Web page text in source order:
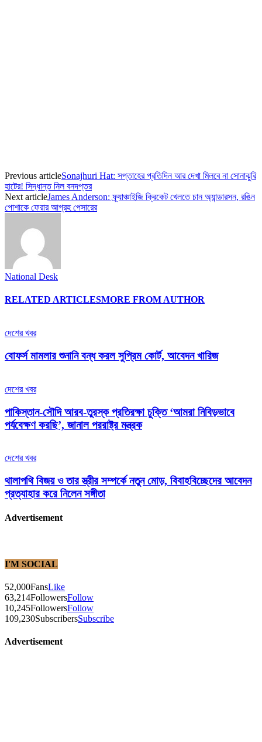
Previous articleSonajhuri Hat: সপ্তাহের প্রতিদিন আর দেখা মিলবে না সোনাঝুরি
হাটের! সিদ্ধান্ত নিল বনদপ্তর
Next articleJames Anderson: ফ্র্যাঞ্চাইজি ক্রিকেট খেলতে চান অ্যান্ডারসন, রঙিন
পোশাকে ফেরার আগ্রহ পেসারের
National Desk
RELATED ARTICLESMORE FROM AUTHOR
দেশের খবর
বোফর্স মামলার শুনানি বন্ধ করল সুপ্রিম কোর্ট, আবেদন খারিজ
দেশের খবর
পাকিস্তান-সৌদি আরব-তুরস্ক প্রতিরক্ষা চুক্তি ‘আমরা নিবিড়ভাবে
পর্যবেক্ষণ করছি’, জানাল পররাষ্ট্র মন্ত্রক
দেশের খবর
থালাপথি বিজয় ও তার স্ত্রীর সম্পর্কে নতুন মোড়, বিবাহবিচ্ছেদের আবেদন
প্রত্যাহার করে নিলেন সঙ্গীতা
Advertisement
I'M SOCIAL
52,000FansLike
63,214FollowersFollow
10,245FollowersFollow
109,230SubscribersSubscribe
Advertisement